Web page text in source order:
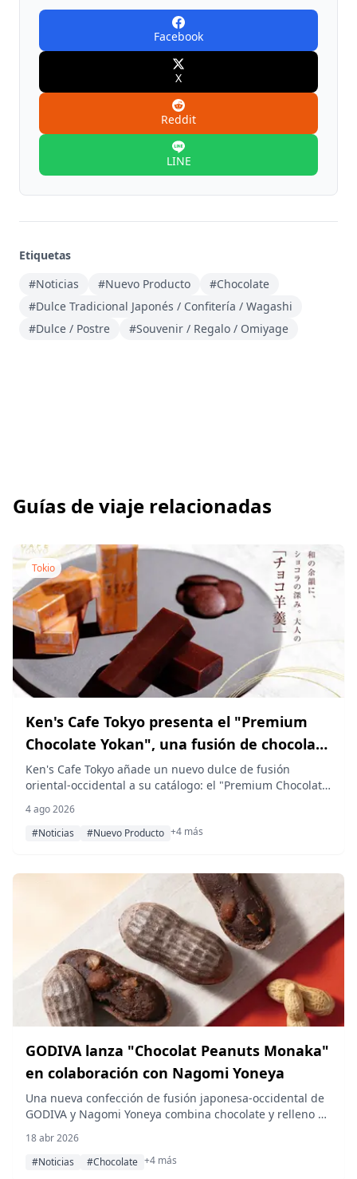
Facebook
X
Reddit
LINE
Etiquetas
#Noticias
#Nuevo Producto
#Chocolate
#Dulce Tradicional Japonés / Confitería / Wagashi
#Dulce / Postre
#Souvenir / Regalo / Omiyage
Guías de viaje relacionadas
Tokio
Ken's Cafe Tokyo presenta el "Premium
Chocolate Yokan", una fusión de chocolate
intenso y pasta de judía roja tradicional, a
partir del 8 de agosto
Ken's Cafe Tokyo añade un nuevo dulce de fusión
oriental-occidental a su catálogo: el "Premium Chocolate
la tradicional pasta de judía roja, disponible desde el 8
de agosto en tiendas de Tokio y puntos de venta
4 ago 2026
#Noticias
#Nuevo Producto +4 más
GODIVA lanza "Chocolat Peanuts Monaka"
en colaboración con Nagomi Yoneya
Una nueva confección de fusión japonesa-occidental de
GODIVA y Nagomi Yoneya combina chocolate y relleno de
cacahuete en una oblea de monaka infusionada con
cacao en polvo.
18 abr 2026
#Noticias
#Chocolate +4 más